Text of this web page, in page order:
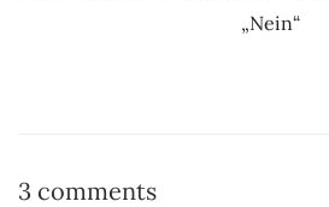
„Nein“
3 comments